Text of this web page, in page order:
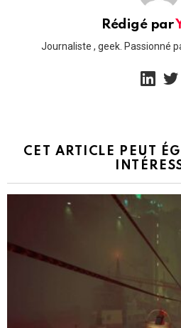
Rédigé par
Journaliste , geek. Passionné
linkedin
CET ARTICLE PEUT